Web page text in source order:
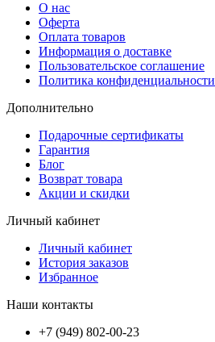
О нас
Оферта
Оплата товаров
Информация о доставке
Пользовательское соглашение
Политика конфиденциальности
Дополнительно
Подарочные сертификаты
Гарантия
Блог
Возврат товара
Акции и скидки
Личный кабинет
Личный кабинет
История заказов
Избранное
Наши контакты
+7 (949) 802-00-23